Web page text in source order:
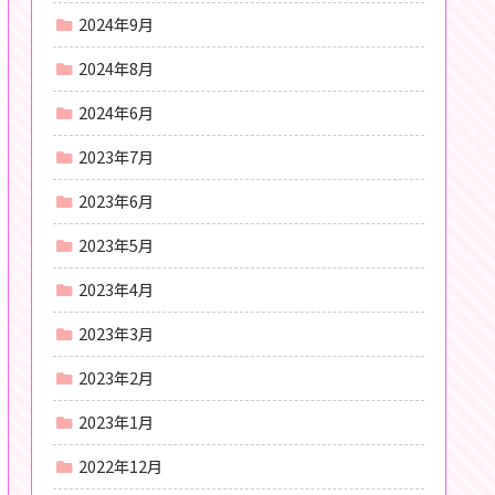
2024年9月
2024年8月
2024年6月
2023年7月
2023年6月
2023年5月
2023年4月
2023年3月
2023年2月
2023年1月
2022年12月